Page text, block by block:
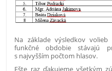
Na základe výsledkov
funkčné obdobie stávajú
s najvyšším počtom hlasov.
Ešte raz ďakujeme všetkým